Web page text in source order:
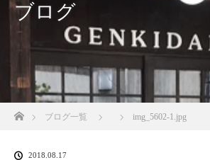
ブログ
ホームブログ一覧 img_5602-1.jpg
2018.08.17